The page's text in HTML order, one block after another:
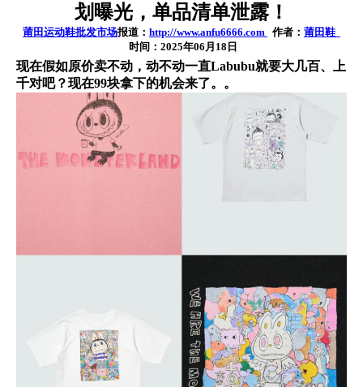
划曝光，单品清单泄露！
莆田运动鞋批发市场报道： http://www.anfu6666.com 作者： 莆田鞋
时间：2025年06月18日
现在假如原价卖不动，动不动一直Labubu就要大几百、上
千对吧？现在99块拿下的机会来了。。